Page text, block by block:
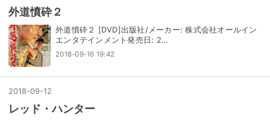
外道憤砕２
外道憤砕２ [DVD]出版社/メーカー: 株式会社オールイン
エンタテインメント発売日: 2…
2018-09-16 19:42
2018-09-12
レッド・ハンター